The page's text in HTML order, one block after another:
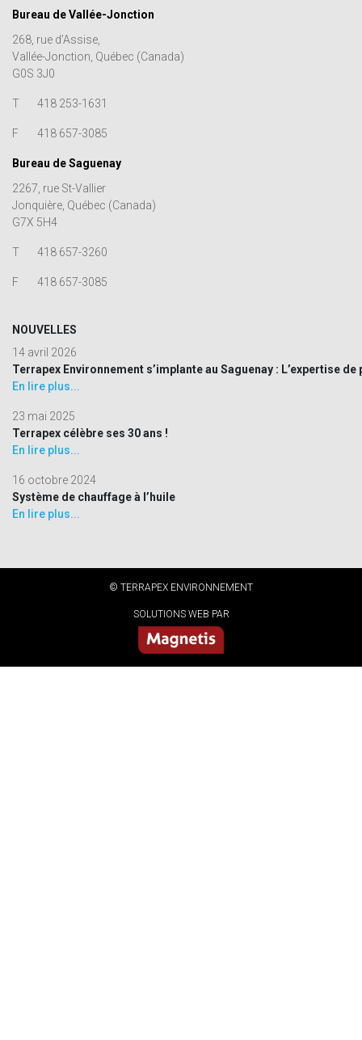
Bureau de Vallée-Jonction
268, rue d’Assise,
Vallée-Jonction, Québec (Canada)
G0S 3J0
T 418 253-1631
F 418 657-3085
Bureau de Saguenay
2267, rue St-Vallier
Jonquière, Québec (Canada)
G7X 5H4
T 418 657-3260
F 418 657-3085
NOUVELLES
14 avril 2026
Terrapex Environnement s’implante au Saguenay : L’expertise
En lire plus...
23 mai 2025
Terrapex célèbre ses 30 ans !
En lire plus...
16 octobre 2024
Système de chauffage à l’huile
En lire plus...
© TERRAPEX ENVIRONNEMENT
SOLUTIONS WEB PAR